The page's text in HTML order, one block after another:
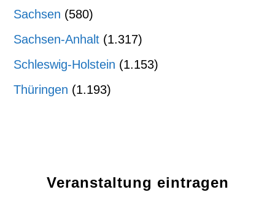
Sachsen (580)
Sachsen-Anhalt (1.317)
Schleswig-Holstein (1.153)
Thüringen (1.193)
Veranstaltung eintragen